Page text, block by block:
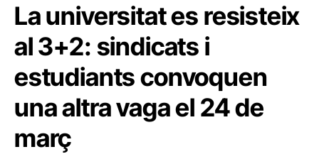
La universitat es resisteix
al 3+2: sindicats i
estudiants convoquen
una altra vaga el 24 de
març